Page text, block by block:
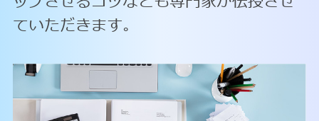
ていただきます。